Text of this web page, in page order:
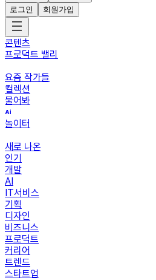
로그인
회원가입
콘텐츠
프로덕트 밸리
요즘 작가들
컬렉션
물어봐
놀이터
새로 나온
인기
개발
AI
IT서비스
기획
디자인
비즈니스
프로덕트
커리어
트렌드
스타트업